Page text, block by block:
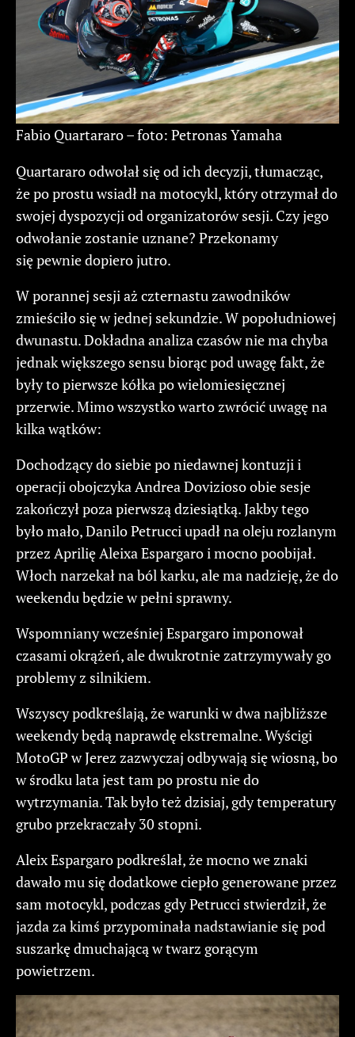
Fabio Quartararo – foto: Petronas Yamaha
Quartararo odwołał się od ich decyzji, tłumacząc,
że po prostu wsiadł na motocykl, który otrzymał do
swojej dyspozycji od organizatorów sesji. Czy jego
odwołanie zostanie uznane? Przekonamy
się pewnie dopiero jutro.
W porannej sesji aż czternastu zawodników
zmieściło się w jednej sekundzie. W popołudniowej
dwunastu. Dokładna analiza czasów nie ma chyba
jednak większego sensu biorąc pod uwagę fakt, że
były to pierwsze kółka po wielomiesięcznej
przerwie. Mimo wszystko warto zwrócić uwagę na
kilka wątków:
Dochodzący do siebie po niedawnej kontuzji i
operacji obojczyka Andrea Dovizioso obie sesje
zakończył poza pierwszą dziesiątką. Jakby tego
było mało, Danilo Petrucci upadł na oleju rozlanym
przez Aprilię Aleixa Espargaro i mocno poobijał.
Włoch narzekał na ból karku, ale ma nadzieję, że do
weekendu będzie w pełni sprawny.
Wspomniany wcześniej Espargaro imponował
czasami okrążeń, ale dwukrotnie zatrzymywały go
problemy z silnikiem.
Wszyscy podkreślają, że warunki w dwa najbliższe
weekendy będą naprawdę ekstremalne. Wyścigi
MotoGP w Jerez zazwyczaj odbywają się wiosną, bo
w środku lata jest tam po prostu nie do
wytrzymania. Tak było też dzisiaj, gdy temperatury
grubo przekraczały 30 stopni.
Aleix Espargaro podkreślał, że mocno we znaki
dawało mu się dodatkowe ciepło generowane przez
sam motocykl, podczas gdy Petrucci stwierdził, że
jazda za kimś przypominała nadstawianie się pod
suszarkę dmuchającą w twarz gorącym
powietrzem.